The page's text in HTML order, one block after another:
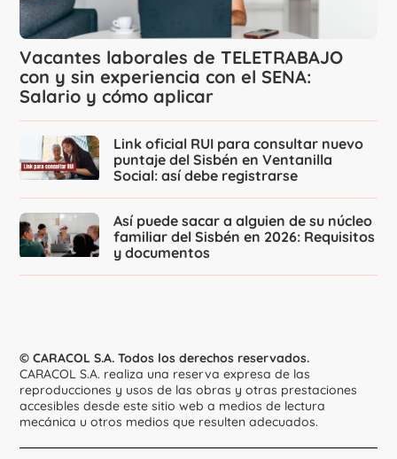
Vacantes laborales de TELETRABAJO
con y sin experiencia con el SENA:
Salario y cómo aplicar
Link oficial RUI para consultar nuevo
puntaje del Sisbén en Ventanilla
Social: así debe registrarse
Así puede sacar a alguien de su núcleo
familiar del Sisbén en 2026: Requisitos
y documentos
© CARACOL S.A. Todos los derechos reservados.
CARACOL S.A. realiza una reserva expresa de las
reproducciones y usos de las obras y otras prestaciones
accesibles desde este sitio web a medios de lectura
mecánica u otros medios que resulten adecuados.